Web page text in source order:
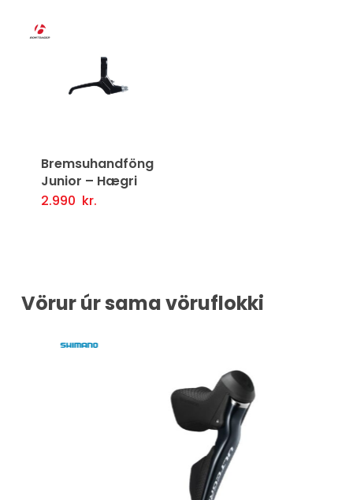
Bremsuhandföng
Junior – Hægri
2.990 kr.
Setja Í Körfu
Vörur úr sama vöruflokki